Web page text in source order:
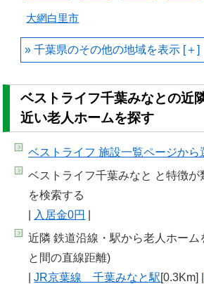
大網白里市
千葉県のその他の地域を
ベストライフ千葉みなとの近
近い老人ホームを探す
ベストライフ 施設一覧ページから
ベストライフ千葉みなと と特徴が
を検索する
入居金0円
近隣 鉄道沿線・駅から老人ホーム
と間の直線距離)
|JR京葉線 千葉みなと駅[0.3Km]